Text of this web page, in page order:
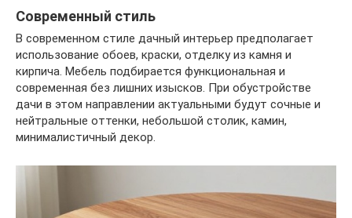
Современный стиль
В современном стиле дачный интерьер предполагает
использование обоев, краски, отделку из камня и
кирпича. Мебель подбирается функциональная и
современная без лишних изысков. При обустройстве
дачи в этом направлении актуальными будут сочные и
нейтральные оттенки, небольшой столик, камин,
минималистичный декор.